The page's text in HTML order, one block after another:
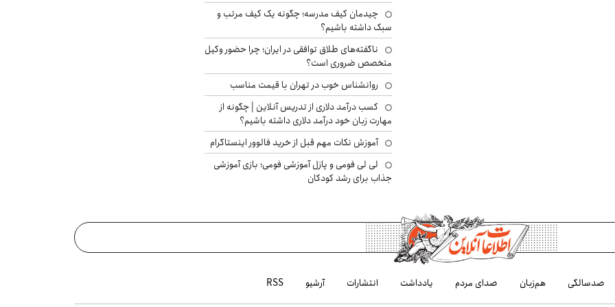
چیدمان کیف مدرسه؛ چگونه یک کیف مرتب و
سبک داشته باشیم؟
ناگفته‌های طلاق توافقی در ایران؛ چرا حضور وکیل
متخصص ضروری است؟
روانشناس خوب در تهران با قیمت مناسب
کسب درآمد دلاری از تدریس آنلاین | چگونه از
مهارت زبان خود درآمد دلاری داشته باشیم؟
آموزش نکات مهم قبل از خرید فالوور اینستاگرام
لی لی فومی و پازل آموزشی فومی؛ بازی آموزشی
جذاب برای رشد کودکان
صدسالگی هم‌زبان صدای مردم یادداشت انتشارات آرشیو RSS